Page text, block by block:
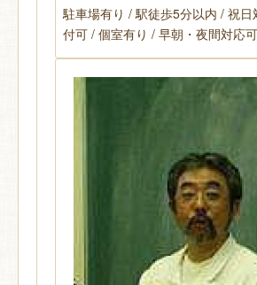
駐車場有り / 駅徒歩5分以内 / 祝日
付可 / 個室有り / 早朝・夜間対応可